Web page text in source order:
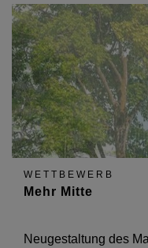
WETTBEWERB
Mehr Mitte
Neugestaltung des